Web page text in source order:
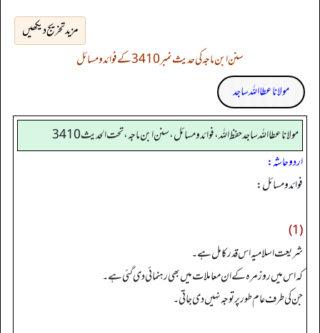
مزید تخریج دیکھیں
سنن ابن ماجہ کی حدیث نمبر 3410 کے فوائد و مسائل
مولانا عطا اللہ ساجد
مولانا عطا الله ساجد حفظ الله، فوائد و مسائل، سنن ابن ماجه، تحت الحديث3410
اردو حاشہ:
فوائد ومسائل:
(1)
شریعت اسلامیہ اس قدر کامل ہے۔
کہ اس میں روز مرہ کے ان معاملات میں بھی رہنمائی دی گئی ہے۔
جن کی طرف عام طور پرتوجہ نہیں دی جاتی۔